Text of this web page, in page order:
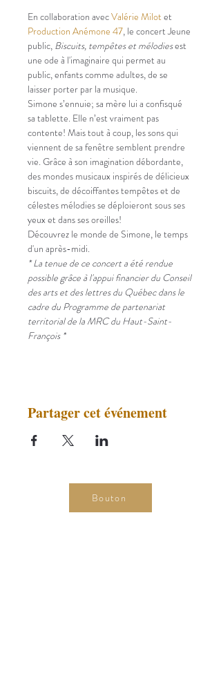
En collaboration avec Valérie Milot et
Production Anémone 47, le concert Jeune
public, Biscuits, tempêtes et mélodies est
une ode à l'imaginaire qui permet au
public, enfants comme adultes, de se
laisser porter par la musique.
Simone s’ennuie; sa mère lui a confisqué
sa tablette. Elle n’est vraiment pas
contente! Mais tout à coup, les sons qui
viennent de sa fenêtre semblent prendre
vie. Grâce à son imagination débordante,
des mondes musicaux inspirés de délicieux
biscuits, de décoiffantes tempêtes et de
célestes mélodies se déploieront sous ses
yeux et dans ses oreilles!
Découvrez le monde de Simone, le temps
d'un après-midi.
* La tenue de ce concert a été rendue
possible grâce à l'appui financier du Conseil
des arts et des lettres du Québec dans le
cadre du Programme de partenariat
territorial de la MRC du Haut-Saint-
François *
Partager cet événement
Bouton